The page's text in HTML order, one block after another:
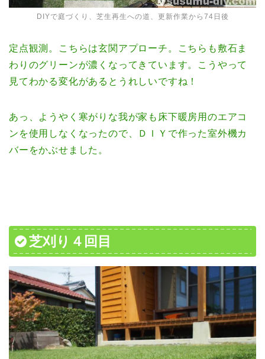
DIYで庭づくり、芝生再生への道、更新作業から74日後
定点観測。こちらは玄関アプローチ。こちらも敷石ま
わりのグリーンが濃くなってきています。こうやって
見てわかる変化があるとうれしいですね！
あっ、ようやく寒がりな我が家も床下暖房用のエアコ
ンを使用しなくなったので、ＤＩＹで作った室外機カ
バーをかぶせました。
芝刈り４回目